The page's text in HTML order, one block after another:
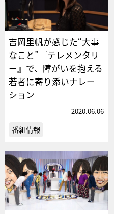
吉岡里帆が感じた“大事
なこと”『テレメンタリ
ー』で、障がいを抱える
若者に寄り添いナレー
ション
2020.06.06
番組情報